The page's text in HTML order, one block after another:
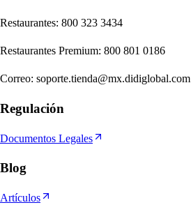
Restaurantes: 800 323 3434
Restaurantes Premium: 800 801 0186
Correo: soporte.tienda@mx.didiglobal.com
Regulación
Documentos Legales
Blog
Artículos